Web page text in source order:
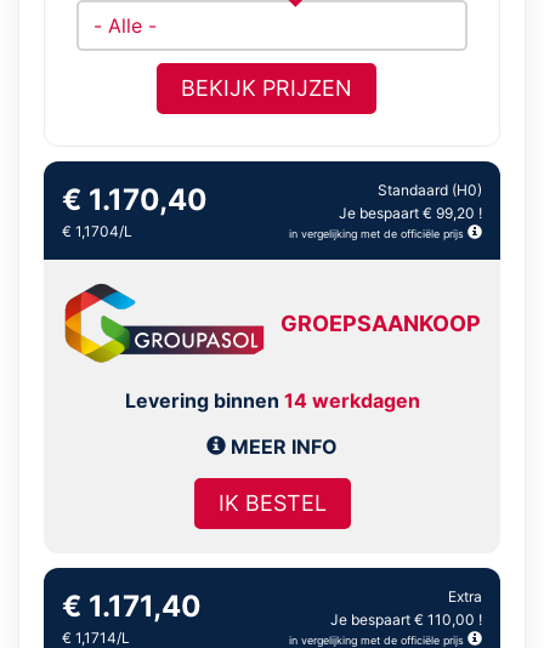
BEKIJK PRIJZEN
€ 1.170,40
€ 1,1704/L
Standaard (H0)
Je bespaart € 99,20 !
in vergelijking met de officiële prijs
GROEPSAANKOOP
Levering binnen 14 werkdagen
MEER INFO
IK BESTEL
€ 1.171,40
€ 1,1714/L
Extra
Je bespaart € 110,00 !
in vergelijking met de officiële prijs